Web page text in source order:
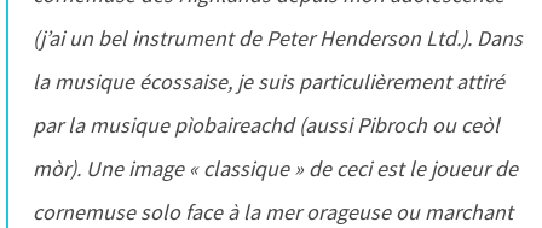
(j’ai un bel instrument de Peter Henderson Ltd.). Dans
la musique écossaise, je suis particulièrement attiré
par la musique pìobaireachd (aussi Pibroch ou ceòl
mòr). Une image « classique » de ceci est le joueur de
cornemuse solo face à la mer orageuse ou marchant